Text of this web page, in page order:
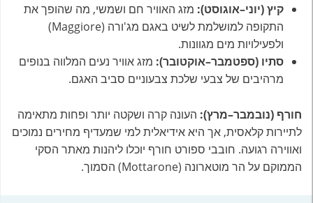
קיץ (יוני–אוגוסט): מזג האוויר חם ושמשי, מה שהופך את
התקופה למושלמת לשיט באגם מג'ורה (Maggiore)
ולפעילויות מים מגוונות.
סתיו (ספטמבר–אוקטובר): מזג אוויר נעים המלווה בנופים
מרהיבים של צבעי שלכת צבעוניים סביב האגם.
חורף (נובמבר–מרץ): העונה קרה ושקטה יותר ופחות מתאימה
לתיירות קלאסית, אך היא אידיאלית למי שמעדיף מחירים נמוכים
ואווירה רגועה. חובבי ספורט חורף יוכלו ליהנות מאתר הסקי
הממוקם על הר מוטארונה (Mottarone) הסמוך.